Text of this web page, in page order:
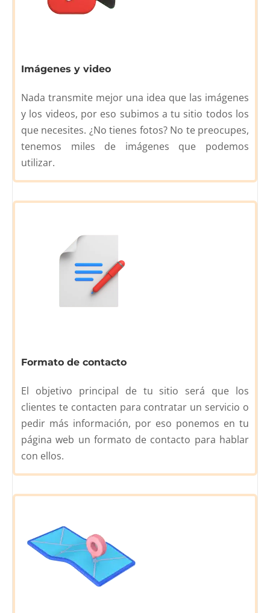
Imágenes y video
Nada transmite mejor una idea que las imágenes
y los videos, por eso subimos a tu sitio todos los
que necesites. ¿No tienes fotos? No te preocupes,
tenemos miles de imágenes que podemos
utilizar.
Formato de contacto
El objetivo principal de tu sitio será que los
clientes te contacten para contratar un servicio o
pedir más información, por eso ponemos en tu
página web un formato de contacto para hablar
con ellos.